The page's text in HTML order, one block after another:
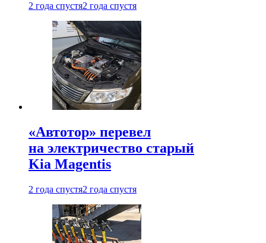
2 года спустя2 года спустя
«Автотор» перевел
на электричество старый
Kia Magentis
2 года спустя2 года спустя